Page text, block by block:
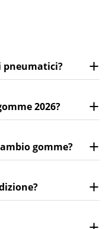
pneumatici?
2026?
gomme?